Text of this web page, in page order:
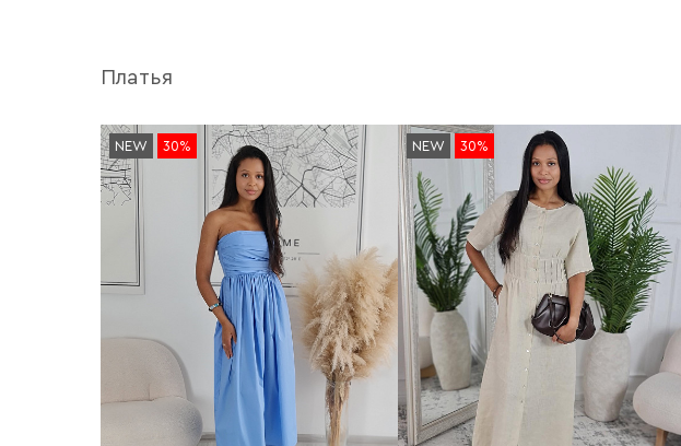
Платья
NEW 30% NEW 30%